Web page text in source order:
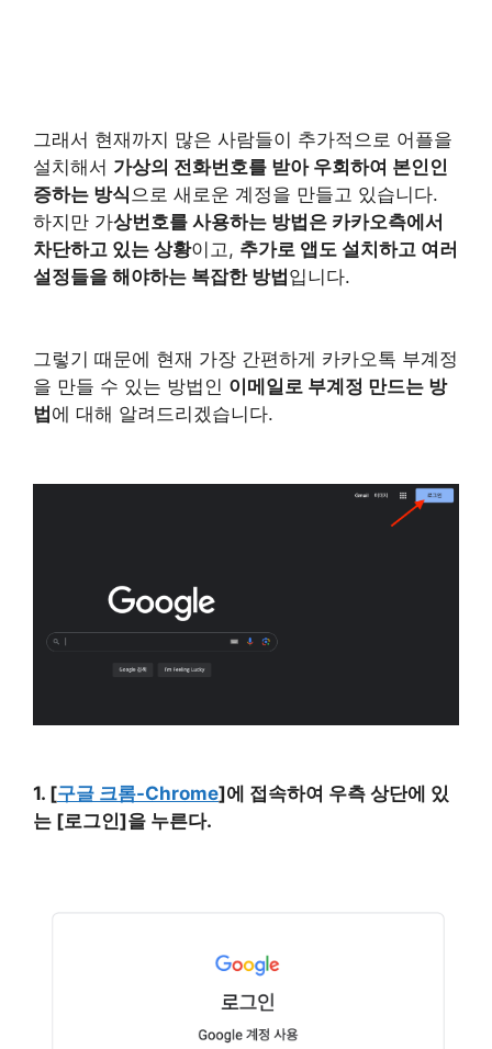
그래서 현재까지 많은 사람들이 추가적으로 어플을
설치해서 가상의 전화번호를 받아 우회하여 본인인
증하는 방식 으로 새로운 계정을 만들고 있습니다.
하지만 가상번호를 사용하는 방법은 카카오측에서
차단하고 있는 상황이고, 추가로 앱도 설치하고 여러
설정들을 해야하는 복잡한 방법입니다.
그렇기 때문에 현재 가장 간편하게 카카오톡 부계정
을 만들 수 있는 방법인 이메일로 부계정 만드는 방
법 에 대해 알려드리겠습니다.
1. [구글 크롬-Chrome]에 접속하여 우측 상단에 있
는 [로그인]을 누른다.